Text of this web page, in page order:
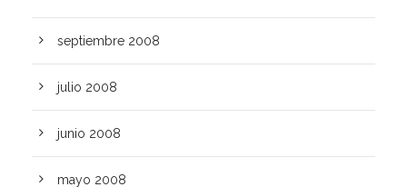
septiembre 2008
julio 2008
junio 2008
mayo 2008